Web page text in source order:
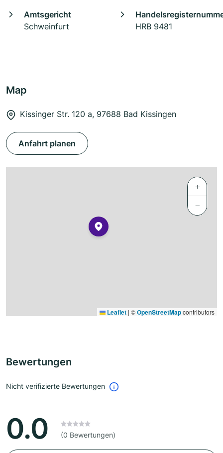
Amtsgericht
Schweinfurt
HRB 9481
Map
Kissinger Str. 120 a, 97688 Bad Kissingen
Anfahrt planen
+
−
Leaflet | ©OpenStreetMapcontributors
Bewertungen
Nicht verifizierte Bewertungen
0.0 (0 Bewertungen)